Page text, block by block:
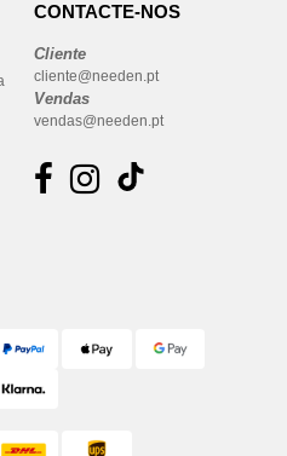
CONTACTE-NOS
Cliente
cliente@needen.pt
Vendas
vendas@needen.pt